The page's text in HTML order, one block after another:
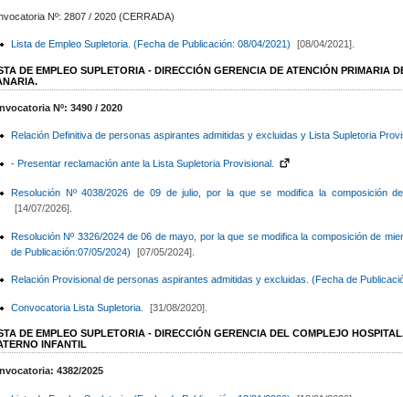
Nº: 2807 / 2020 (CERRADA)
Lista de Empleo Supletoria. (Fecha de Publicación: 08/04/2021) [08/04/2021].
DE EMPLEO SUPLETORIA - DIRECCIÓN GERENCIA DE ATENCIÓN PRIMARIA
Nº: 3490 / 2020
Relación Definitiva de personas aspirantes admitidas y excluidas y Lista Supletoria
- Presentar reclamación ante la Lista Supletoria Provisional.
Resolución Nº 4038/2026 de 09 de julio, por la que se modifica la composición
[14/07/2026].
Resolución Nº 3326/2024 de 06 de mayo, por la que se modifica la composición de
de Publicación:07/05/2024)
[07/05/2024].
Relación Provisional de personas aspirantes admitidas y excluidas. (Fecha de
Convocatoria Lista Supletoria. [31/08/2020].
DE EMPLEO SUPLETORIA - DIRECCIÓN GERENCIA DEL COMPLEJO
INFANTIL
4382/2025